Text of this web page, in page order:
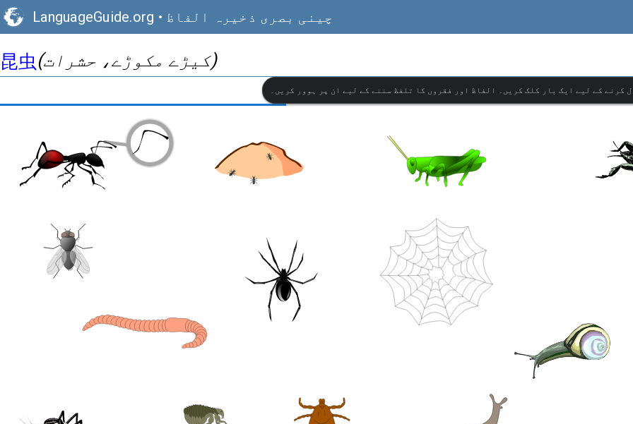
LanguageGuide.org • چینی بصری ذخیرہ الفاظ
昆虫 (کیڑے مکوڑے، حشرات)
کرنے کے لیے ایک بار کلک کریں۔ الفاظ اور فقروں کا تلفظ سننے کے لیے ان پر ہوور کریں۔